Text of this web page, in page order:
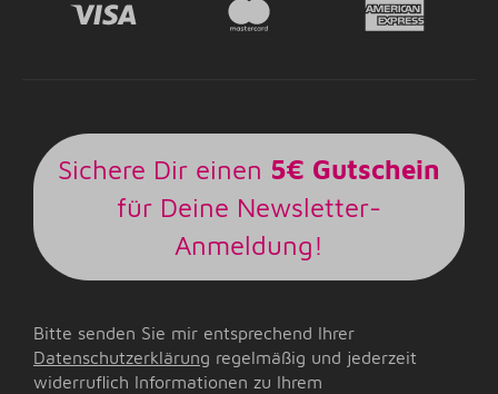
Sichere Dir einen 5€ Gutschein
für Deine Newsletter-
Anmeldung!
Bitte senden Sie mir entsprechend Ihrer
Datenschutzerklärung regelmäßig und jederzeit
widerruflich Informationen zu Ihrem